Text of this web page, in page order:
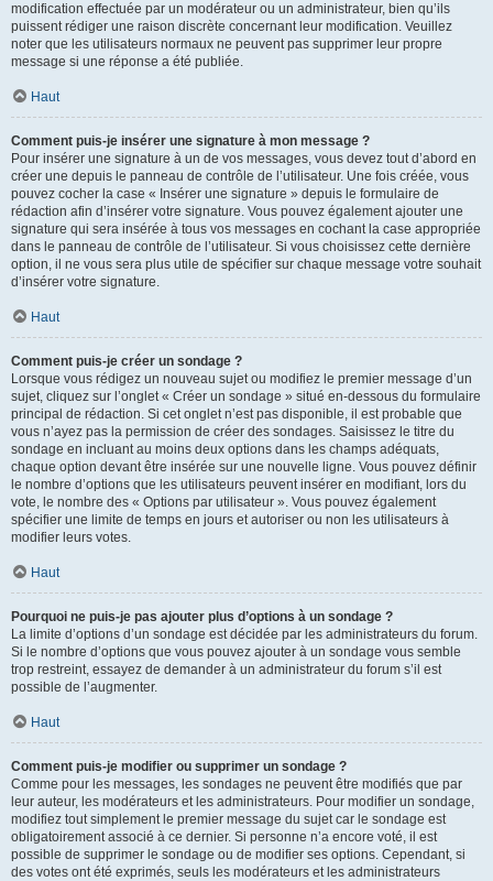
modification effectuée par un modérateur ou un administrateur, bien qu’ils
puissent rédiger une raison discrète concernant leur modification. Veuillez
noter que les utilisateurs normaux ne peuvent pas supprimer leur propre
message si une réponse a été publiée.
Haut
Comment puis-je insérer une signature à mon message ?
Pour insérer une signature à un de vos messages, vous devez tout d’abord en
créer une depuis le panneau de contrôle de l’utilisateur. Une fois créée, vous
pouvez cocher la case « Insérer une signature » depuis le formulaire de
rédaction afin d’insérer votre signature. Vous pouvez également ajouter une
signature qui sera insérée à tous vos messages en cochant la case appropriée
dans le panneau de contrôle de l’utilisateur. Si vous choisissez cette dernière
option, il ne vous sera plus utile de spécifier sur chaque message votre souhait
d’insérer votre signature.
Haut
Comment puis-je créer un sondage ?
Lorsque vous rédigez un nouveau sujet ou modifiez le premier message d’un
sujet, cliquez sur l’onglet « Créer un sondage » situé en-dessous du formulaire
principal de rédaction. Si cet onglet n’est pas disponible, il est probable que
vous n’ayez pas la permission de créer des sondages. Saisissez le titre du
sondage en incluant au moins deux options dans les champs adéquats,
chaque option devant être insérée sur une nouvelle ligne. Vous pouvez définir
le nombre d’options que les utilisateurs peuvent insérer en modifiant, lors du
vote, le nombre des « Options par utilisateur ». Vous pouvez également
spécifier une limite de temps en jours et autoriser ou non les utilisateurs à
modifier leurs votes.
Haut
Pourquoi ne puis-je pas ajouter plus d’options à un sondage ?
La limite d’options d’un sondage est décidée par les administrateurs du forum.
Si le nombre d’options que vous pouvez ajouter à un sondage vous semble
trop restreint, essayez de demander à un administrateur du forum s’il est
possible de l’augmenter.
Haut
Comment puis-je modifier ou supprimer un sondage ?
Comme pour les messages, les sondages ne peuvent être modifiés que par
leur auteur, les modérateurs et les administrateurs. Pour modifier un sondage,
modifiez tout simplement le premier message du sujet car le sondage est
obligatoirement associé à ce dernier. Si personne n’a encore voté, il est
possible de supprimer le sondage ou de modifier ses options. Cependant, si
des votes ont été exprimés, seuls les modérateurs et les administrateurs